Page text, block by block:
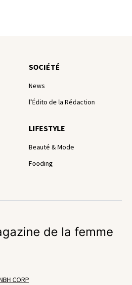
SOCIÉTÉ
News
l’Édito de la Rédaction
LIFESTYLE
Beauté & Mode
Fooding
de la femme
CORP